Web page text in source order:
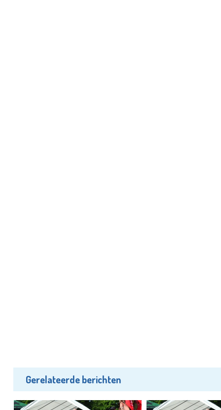
Gerelateerde berichten